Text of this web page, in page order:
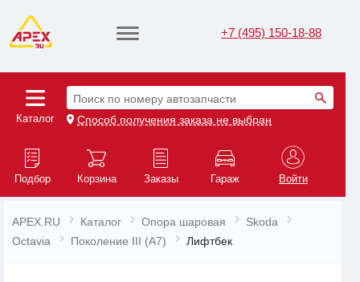
+7 (495) 150-18-88
Каталог
Поиск по номеру автозапчасти
Способ получения заказа не выбран
Подбор Корзина Заказы Гараж Войти
APEX.RU Каталог Опора шаровая
Skoda
Octavia
Поколение III (A7) Лифтбек